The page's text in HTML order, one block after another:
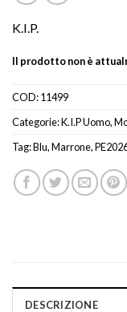
K.I.P.
Il prodotto non è
COD:11499
Categorie:K.I.P Uomo,
Tag:Blu,Marrone,
DESCRIZIONE